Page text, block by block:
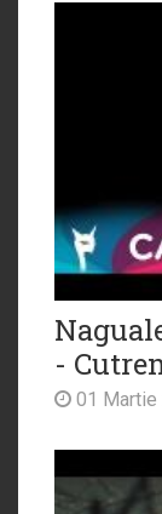
-
01 Martie